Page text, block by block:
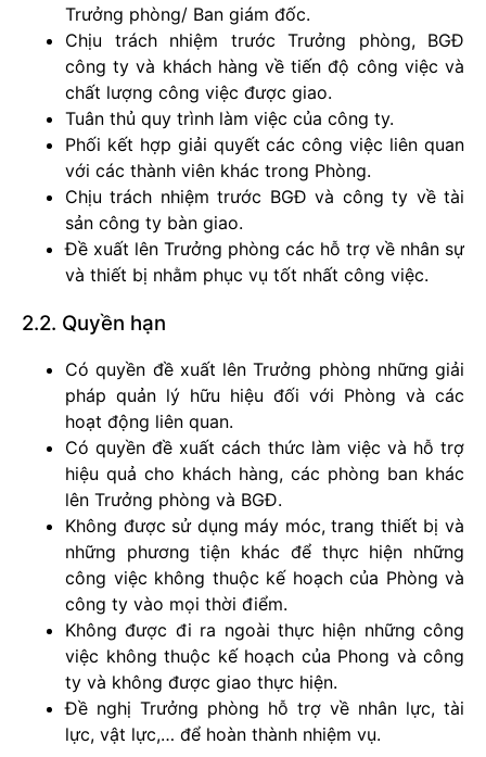
Trưởng phòng/ Ban giám đốc.
Chịu trách nhiệm trước Trưởng phòng, BGĐ
công ty và khách hàng về tiến độ công việc và
chất lượng công việc được giao.
Tuân thủ quy trình làm việc của công ty.
Phối kết hợp giải quyết các công việc liên quan
với các thành viên khác trong Phòng.
Chịu trách nhiệm trước BGĐ và công ty về tài
sản công ty bàn giao.
Đề xuất lên Trưởng phòng các hỗ trợ về nhân sự
và thiết bị nhằm phục vụ tốt nhất công việc.
2.2. Quyền hạn
Có quyền đề xuất lên Trưởng phòng những giải
pháp quản lý hữu hiệu đối với Phòng và các
hoạt động liên quan.
Có quyền đề xuất cách thức làm việc và hỗ trợ
hiệu quả cho khách hàng, các phòng ban khác
lên Trưởng phòng và BGĐ.
Không được sử dụng máy móc, trang thiết bị và
những phương tiện khác để thực hiện những
công việc không thuộc kế hoạch của Phòng và
công ty vào mọi thời điểm.
Không được đi ra ngoài thực hiện những công
việc không thuộc kế hoạch của Phong và công
ty và không được giao thực hiện.
Đề nghị Trưởng phòng hỗ trợ về nhân lực, tài
lực, vật lực,… để hoàn thành nhiệm vụ.